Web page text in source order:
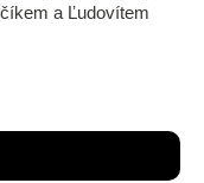
a Ľudovítem